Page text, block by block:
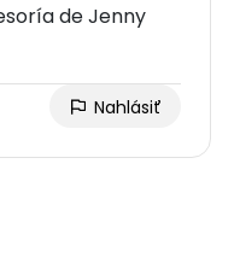
de Jenny
Nahlásiť